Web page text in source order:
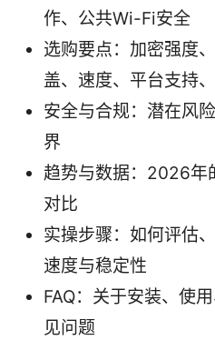
作、公共Wi-Fi安全
选购要点：加密强度
盖、速度、平台支持
安全与合规：潜在风
界
趋势与数据：2026年
对比
实操步骤：如何评估
速度与稳定性
FAQ：关于安装、使
见问题